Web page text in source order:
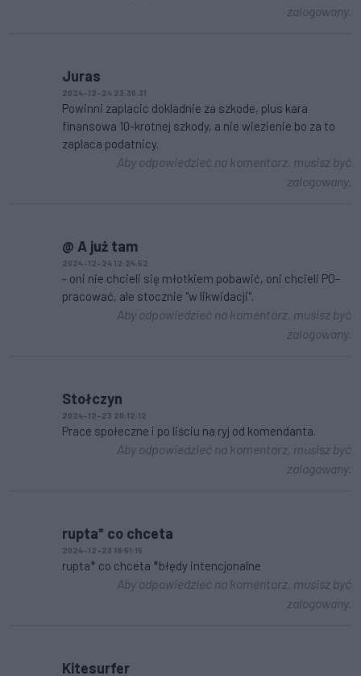
zalogowany.
Juras
2024-12-24 23:30:31
Powinni zaplacic dokladnie za szkode, plus kara
finansowa 10-krotnej szkody, a nie wiezienie bo za to
zaplaca podatnicy.
Aby odpowiedzieć na komentarz, musisz być
zalogowany.
@ A już tam
2024-12-24 12:24:52
- oni nie chcieli się młotkiem pobawić, oni chcieli PO-
pracować, ale stocznie "w likwidacji".
Aby odpowiedzieć na komentarz, musisz być
zalogowany.
Stołczyn
2024-12-23 20:12:12
Prace społeczne i po liściu na ryj od komendanta.
Aby odpowiedzieć na komentarz, musisz być
zalogowany.
rupta* co chceta
2024-12-23 19:51:15
rupta* co chceta *błędy intencjonalne
Aby odpowiedzieć na komentarz, musisz być
zalogowany.
Kitesurfer